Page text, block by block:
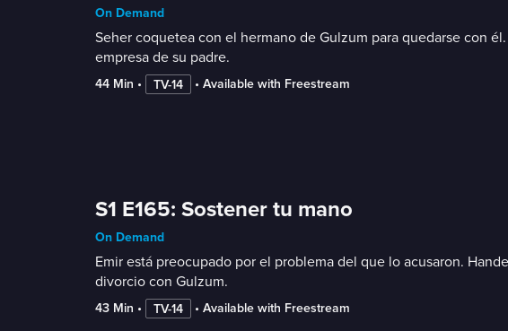
On Demand
Seher coquetea con el hermano de Gulzum para quedarse con
empresa de su padre.
44 Min • TV-14 • Available with Freestream
S1 E165: Sostener tu mano
On Demand
Emir está preocupado por el problema del que lo acusaron.
divorcio con Gulzum.
43 Min • TV-14 • Available with Freestream